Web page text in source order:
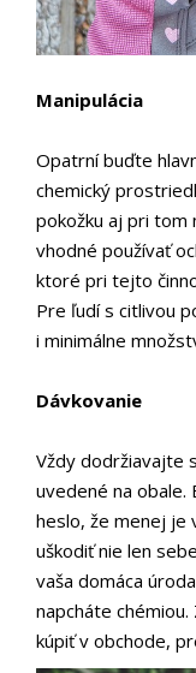
Manipulácia
Opatrní buďte
chemický
pokožku aj pri tom
vhodné používať
ktoré pri tejto
Pre ľudí s citlivou
i minimálne
Dávkovanie
Vždy dodržiavajte
uvedené na obale.
heslo, že menej je
uškodiť nie len
vaša domáca
napcháte
kúpiť v obchode,